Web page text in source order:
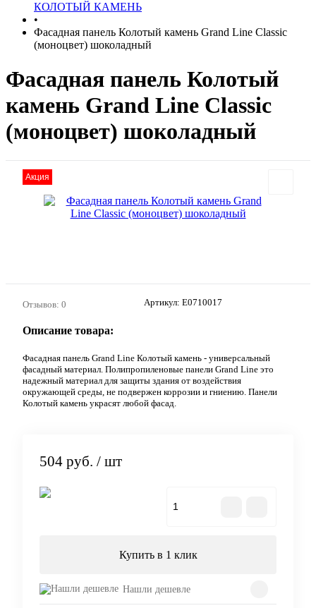
КОЛОТЫЙ КАМЕНЬ
•
Фасадная панель Колотый камень Grand Line Classic
(моноцвет) шоколадный
Фасадная панель Колотый
камень Grand Line Classic
(моноцвет) шоколадный
Акция
Отзывов: 0 Артикул: E0710017
Описание товара:
Фасадная панель Grand Line Колотый камень - универсальный
фасадный материал. Полипропиленовые панели Grand Line это
надежный материал для защиты здания от воздействия
окружающей среды, не подвержен коррозии и гниению. Панели
Колотый камень украсят любой фасад.
504 руб. / шт
Купить в 1 клик
Нашли дешевле